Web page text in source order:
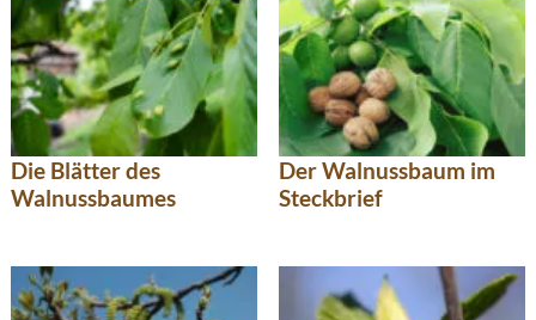
Die Blätter des
Walnussbaumes
Der Walnussbaum im
Steckbrief